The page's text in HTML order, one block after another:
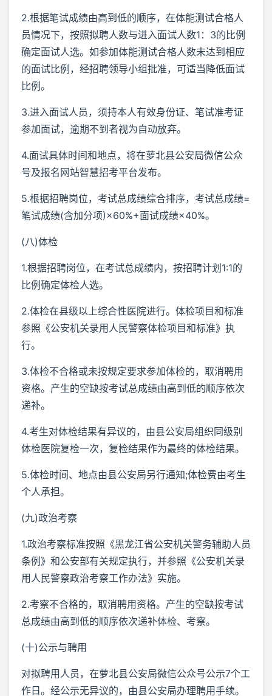
2.根据笔试成绩由高到低的顺序，在体能测试合格人
员情况下，按照拟聘人数与进入面试人数1：3的比例
确定面试人选。如参加体能测试合格人数未达到相应
的面试比例，经招聘领导小组批准，可适当降低面试
比例。
3.进入面试人员，须持本人有效身份证、笔试准考证
参加面试，逾期不到者视为自动放弃。
4.面试具体时间和地点，将在萝北县公安局微信公众
号及报名网站智慧招考平台发布。
5.根据招聘岗位，考试总成绩综合排序，考试总成绩=
笔试成绩(含加分项)×60%+面试成绩×40%。
(八)体检
1.根据招聘岗位，在考试总成绩内，按招聘计划1:1的
比例确定体检人选。
2.体检在县级以上综合性医院进行。体检项目和标准
参照《公安机关录用人民警察体检项目和标准》执
行。
3.体检不合格或未按规定要求参加体检的，取消聘用
资格。产生的空缺按考试总成绩由高到低的顺序依次
递补。
4.考生对体检结果有异议的，由县公安局组织同级别
体检医院复检一次，复检结果作为最终的体检结果。
5.体检时间、地点由县公安局另行通知;体检费由考生
个人承担。
(九)政治考察
1.政治考察标准按照《黑龙江省公安机关警务辅助人员
条例》和公安部有关规定执行，并参照《公安机关录
用人民警察政治考察工作办法》实施。
2.考察不合格的，取消聘用资格。产生的空缺按考试
总成绩由高到低的顺序依次递补体检、考察。
(十)公示与聘用
对拟聘用人员，在萝北县公安局微信公众号公示7个工
作日。经公示无异议的，由县公安局办理聘用手续。